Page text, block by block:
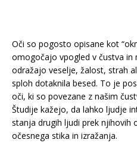
Oči so pogosto opisane kot
omogočajo vpogled v čustva in
odražajo veselje, žalost, strah
sploh dotaknila besed. To je
oči, ki so povezane z našim
Študije kažejo, da lahko ljudje
stanja drugih ljudi prek njihovih
očesnega stika in izražanja.